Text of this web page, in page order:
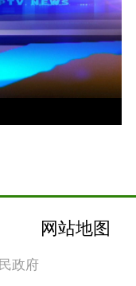
网站地图
政府